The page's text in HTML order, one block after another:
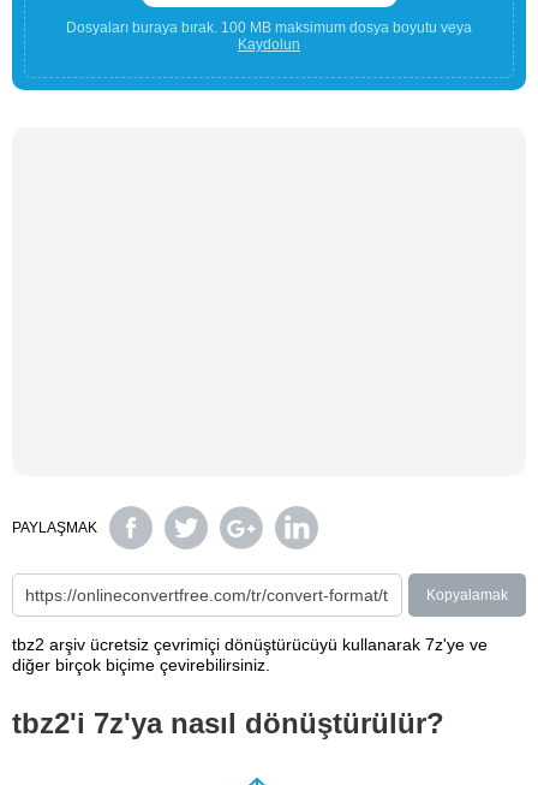
Dosyaları buraya bırak. 100 MB maksimum dosya boyutu veya
Kaydolun
PAYLAŞMAK
Kopyalamak
tbz2 arşiv ücretsiz çevrimiçi dönüştürücüyü kullanarak 7z'ye ve
diğer birçok biçime çevirebilirsiniz.
tbz2'i 7z'ya nasıl dönüştürülür?